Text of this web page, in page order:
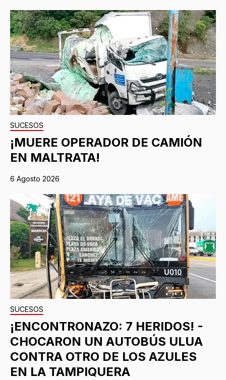
SUCESOS
¡MUERE OPERADOR DE CAMIÓN
EN MALTRATA!
6 Agosto 2026
SUCESOS
¡ENCONTRONAZO: 7 HERIDOS! -
CHOCARON UN AUTOBÚS ULUA
CONTRA OTRO DE LOS AZULES
EN LA TAMPIQUERA